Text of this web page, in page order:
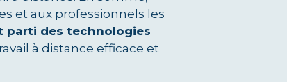
et aux professionnels les
parti des technologies
à distance efficace et